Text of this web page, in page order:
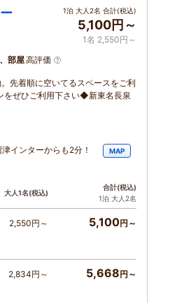
1泊 大人2名 合計(税込)
5,100円～
1名 2,550円～
部屋高評価
先着順に空いてるスペースをご利
ぜひご利用下さい◆新東名長泉
インターからも2分！
MAP
大人1名(税込)
合計(税込)
1泊 大人2名
2,550円～ 5,100円～
2,834円～ 5,668円～